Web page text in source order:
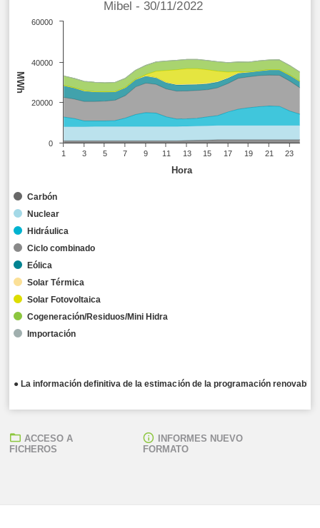
Hora
MWh
● La información definitiva de la estimación de la programación
Mibel - 30/11/2022
Carbón
Nuclear
Hidráulica
Ciclo combinado
Eólica
Solar Térmica
Solar Fotovoltaica
Cogeneración/Residuos/Mini Hidra
Importación
1 3 5 7 9 11 13 15 17 19 21 23
0
20000
40000
60000
ACCESO A
FICHEROS
INFORMES NUEVO
FORMATO